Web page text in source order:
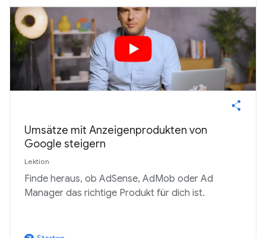
Umsätze mit Anzeigenprodukten von
Google steigern
Lektion
Finde heraus, ob AdSense, AdMob oder Ad
Manager das richtige Produkt für dich ist.